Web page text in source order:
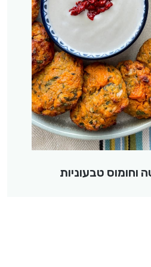
וחומוס טבעוניות